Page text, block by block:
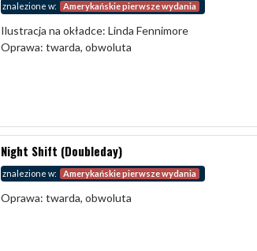
znalezione w: Amerykańskie pierwsze wydania
Ilustracja na okładce: Linda Fennimore
Oprawa: twarda, obwoluta
Night Shift (Doubleday)
znalezione w: Amerykańskie pierwsze wydania
Oprawa: twarda, obwoluta